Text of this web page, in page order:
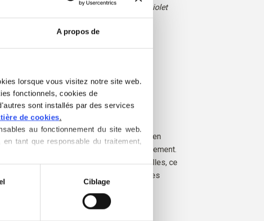
A propos de
lorsque vous visitez notre site web.
fonctionnels, cookies de
sont installés par des services
de cookies.
au fonctionnement du site web.
tant que responsable du traitement,
en matière de cookies, où vous
Ciblage
aspect adouci et terreux, plutôt qu’un ton violet
: Cool
for Olive Soft Silk Mohair est un luxueux
de kid mohair et de soie de mûrier.
mohair provient de chèvres angora élevées en
du Sud et le fil est également produit localement.
sont traçables jusqu'aux fermes individuelles, ce
que nous savons exactement de quelles
de quels éleveurs et de quelles chèvres
notre laine.